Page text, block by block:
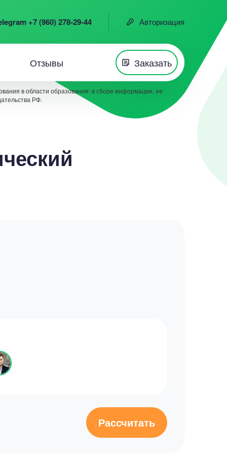
+7 (960) 278-29-44 Авторизация
Отзывы Заказать
в области образования: в сборе информации, ее
РФ.
Рассчитать